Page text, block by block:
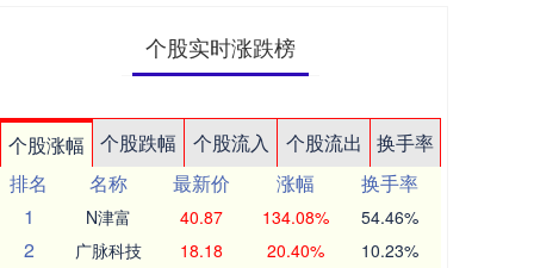
个股实时涨跌榜
个股涨幅 个股跌幅 个股流入 个股流出
换手率
排名
名称 最新价 涨幅
换手率
1
N津富 40.87 134.08% 54.46%
2 广脉科技 18.18 20.40% 10.23%